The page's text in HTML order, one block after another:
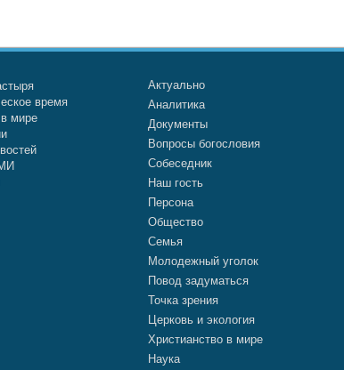
время
мире
Актуально
Аналитика
Документы
Вопросы богословия
Собеседник
Наш гость
Персона
Общество
Семья
Молодежный уголок
Повод задуматься
Точка зрения
Церковь и экология
Христианство в мире
Наука